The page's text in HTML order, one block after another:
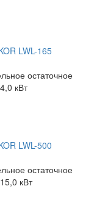
LWL-165
остаточное
кВт
LWL-500
остаточное
кВт